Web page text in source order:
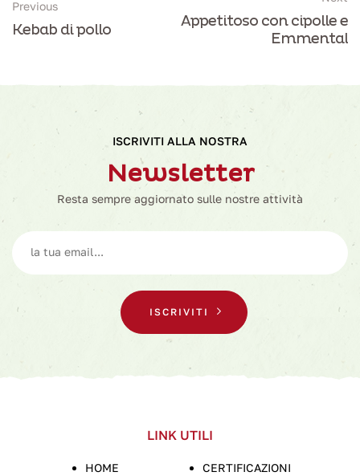
Previous
Kebab di pollo
Appetitoso con cipolle e
Emmental
Newsletter
ISCRIVITI ALLA NOSTRA
Resta sempre aggiornato sulle nostre attività
ISCRIVITI
LINK UTILI
HOME
CERTIFICAZIONI